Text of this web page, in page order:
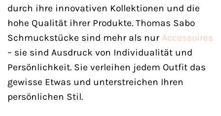
durch ihre innovativen Kollektionen und die
hohe Qualität ihrer Produkte. Thomas Sabo
Schmuckstücke sind mehr als nur Accessoires
– sie sind Ausdruck von Individualität und
Persönlichkeit. Sie verleihen jedem Outfit das
gewisse Etwas und unterstreichen Ihren
persönlichen Stil.